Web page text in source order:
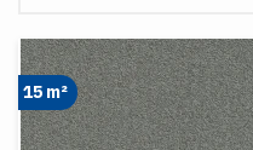
15 m²